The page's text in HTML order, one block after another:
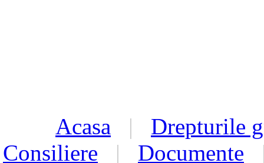
Acasa | Drepturile
Consiliere | Documente